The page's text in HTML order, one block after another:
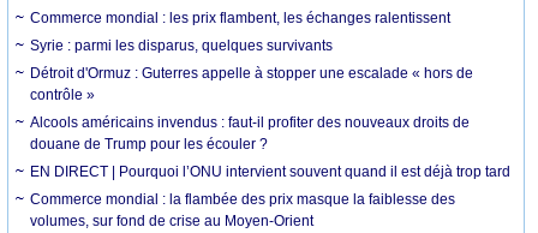
Commerce mondial : les prix flambent, les échanges ralentissent
Syrie : parmi les disparus, quelques survivants
Détroit d'Ormuz : Guterres appelle à stopper une escalade « hors de
contrôle »
Alcools américains invendus : faut-il profiter des nouveaux droits de
douane de Trump pour les écouler ?
EN DIRECT | Pourquoi l’ONU intervient souvent quand il est déjà trop tard
Commerce mondial : la flambée des prix masque la faiblesse des
volumes, sur fond de crise au Moyen-Orient